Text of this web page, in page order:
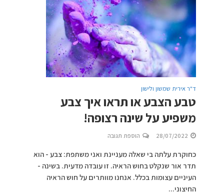
ד"ר אירית שמשון ולישון
טבע הצבע או תראו איך צבע
משפיע על שינה רצופה!
28/07/2022 הוספת תגובה
כחוקרת עלתה בי שאלה מעניינת ואני משתפת: צבע - הוא
תדר אור שנקלט בחוש הראיה. זו עובדה מדעית. בשינה -
העיניים עצומות בכלל. אנחנו מוותרים על חוש הראיה
החיצוני...